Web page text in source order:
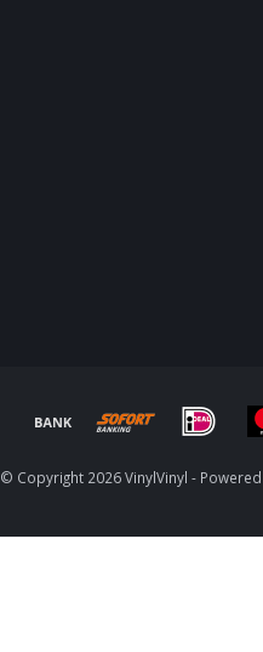
© Copyright 2026 VinylVinyl -